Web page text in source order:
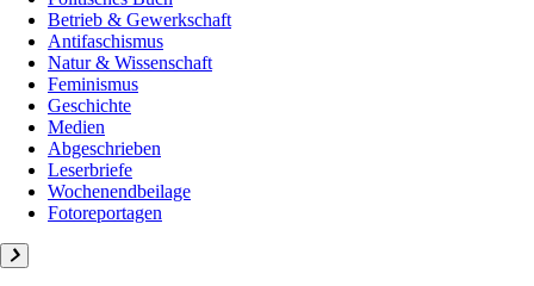
Betrieb & Gewerkschaft
Antifaschismus
Natur & Wissenschaft
Feminismus
Geschichte
Medien
Abgeschrieben
Leserbriefe
Wochenendbeilage
Fotoreportagen